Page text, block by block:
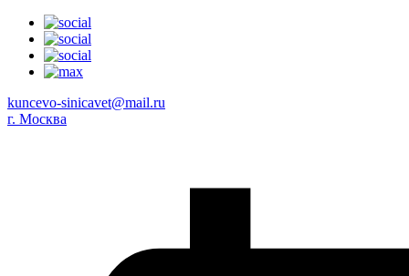
kuncevo-sinicavet@mail.ru
г. Москва